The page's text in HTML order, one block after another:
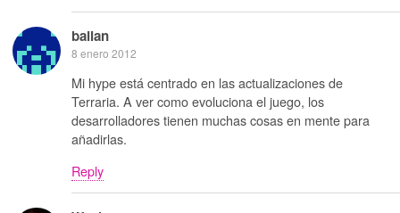
ballan
8 enero 2012
Mi hype está centrado en las actualizaciones de
Terraria. A ver como evoluciona el juego, los
desarrolladores tienen muchas cosas en mente para
añadirlas.
Reply